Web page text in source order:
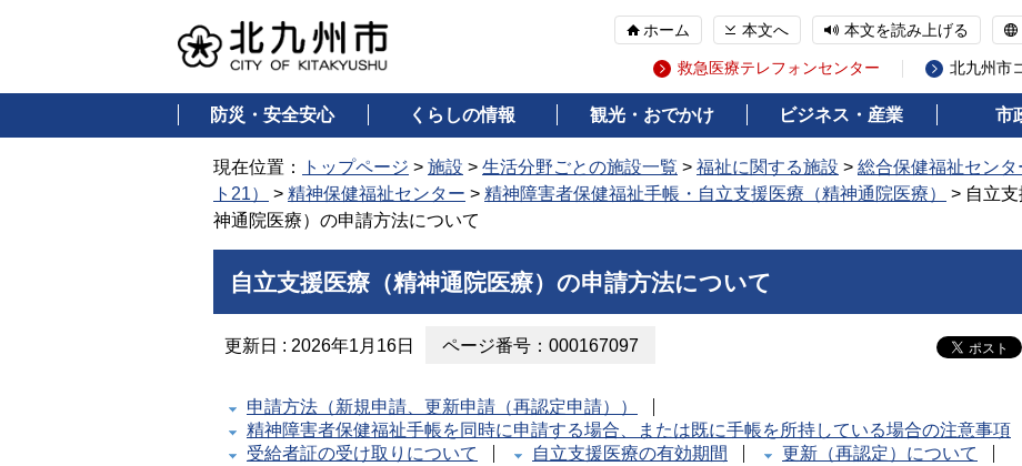
ホーム 本文へ 本文を読み上げる
救急医療テレフォンセンター 北九州市
防災・安全安心 くらしの情報 観光・おでかけ ビジネス・産業 市
現在位置： トップページ > 施設 > 生活分野ごとの施設一覧 > 福祉に関する施設 > 総合保健福祉センタ
ト21）
> 精神保健福祉センター > 精神障害者保健福祉手帳・自立支援医療（精神通院医療）
> 自立
神通院医療）の申請方法について
自立支援医療（精神通院医療）の申請方法について
更新日 : 2026年1月16日 ページ番号：000167097
申請方法（新規申請、更新申請（再認定申請））
精神障害者保健福祉手帳を同時に申請する場合、または既に手帳を所持している場合の注意事項
受給者証の受け取りについて
自立支援医療の有効期間
更新（再認定）について